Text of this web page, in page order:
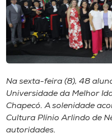
I.nova
Diplomados
Cultura
CPA
Na sexta-feira (8), 48
Universidade da Melhor
Chapecó. A solenidade
Cultura Plínio Arlindo de
autoridades.